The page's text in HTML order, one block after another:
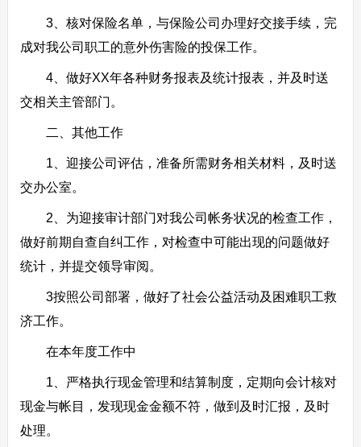
3、核对保险名单，与保险公司办理好交接手续，完
成对我公司职工的意外伤害险的投保工作。
4、做好XX年各种财务报表及统计报表，并及时送
交相关主管部门。
二、其他工作
1、迎接公司评估，准备所需财务相关材料，及时送
交办公室。
2、为迎接审计部门对我公司帐务状况的检查工作，
做好前期自查自纠工作，对检查中可能出现的问题做好
统计，并提交领导审阅。
3按照公司部署，做好了社会公益活动及困难职工救
济工作。
在本年度工作中
1、严格执行现金管理和结算制度，定期向会计核对
现金与帐目，发现现金金额不符，做到及时汇报，及时
处理。